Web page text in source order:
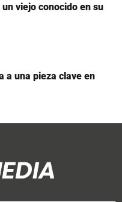
viejo conocido en su
a una pieza clave en